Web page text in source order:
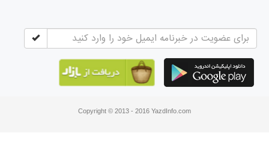
Copyright © 2013 - 2016 YazdInfo.com